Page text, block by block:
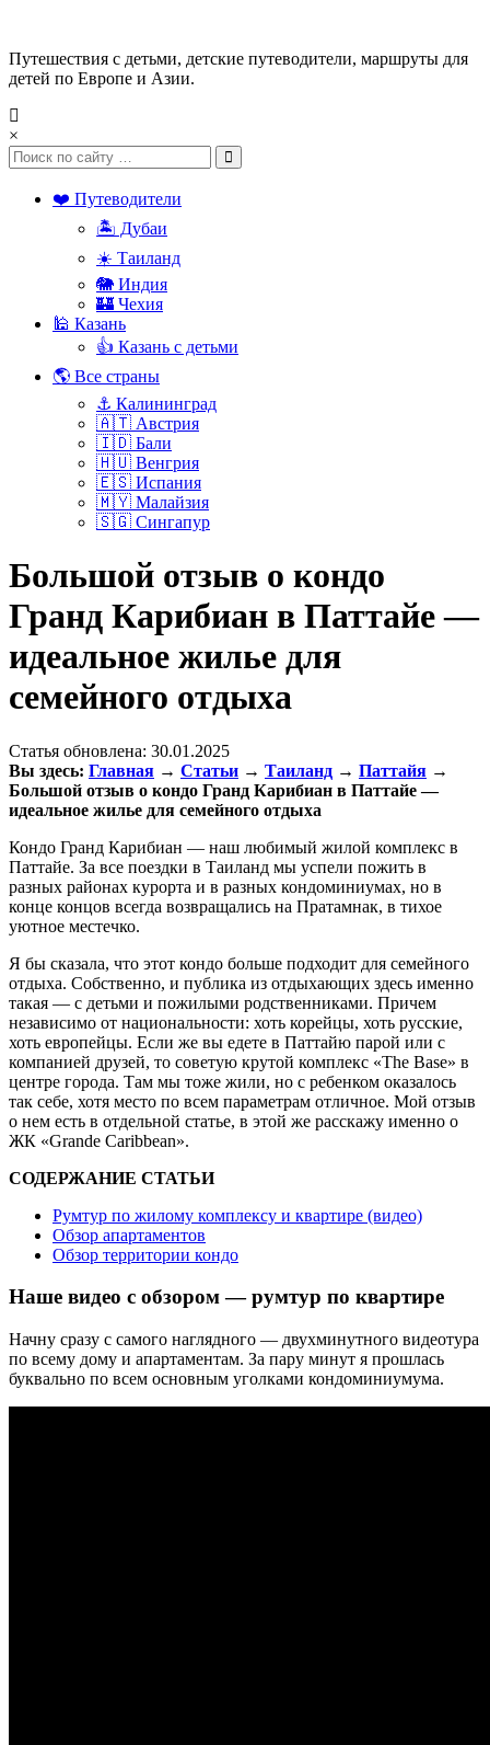
Путешествия с детьми, детские путеводители, маршруты для
детей по Европе и Азии.
×
❤️ Путеводители
🏝️ Дубаи
☀️ Таиланд
🐘 Индия
🏰 Чехия
🕌 Казань
👍 Казань с детьми
🌎 Все страны
⚓ Калининград
🇦🇹 Австрия
🇮🇩 Бали
🇭🇺 Венгрия
🇪🇸 Испания
🇲🇾 Малайзия
🇸🇬 Сингапур
Большой отзыв о кондо
Гранд Карибиан в Паттайе —
идеальное жилье для
семейного отдыха
Статья обновлена: 30.01.2025
Вы здесь: Главная → Статьи → Таиланд → Паттайя →
Большой отзыв о кондо Гранд Карибиан в Паттайе —
идеальное жилье для семейного отдыха
Кондо Гранд Карибиан — наш любимый жилой комплекс в
Паттайе. За все поездки в Таиланд мы успели пожить в
разных районах курорта и в разных кондоминиумах, но в
конце концов всегда возвращались на Пратамнак, в тихое
уютное местечко.
Я бы сказала, что этот кондо больше подходит для семейного
отдыха. Собственно, и публика из отдыхающих здесь именно
такая — с детьми и пожилыми родственниками. Причем
независимо от национальности: хоть корейцы, хоть русские,
хоть европейцы. Если же вы едете в Паттайю парой или с
компанией друзей, то советую крутой комплекс «The Base» в
центре города. Там мы тоже жили, но с ребенком оказалось
так себе, хотя место по всем параметрам отличное. Мой отзыв
о нем есть в отдельной статье, в этой же расскажу именно о
ЖК «Grande Caribbean».
СОДЕРЖАНИЕ СТАТЬИ
Румтур по жилому комплексу и квартире (видео)
Обзор апартаментов
Обзор территории кондо
Наше видео с обзором — румтур по квартире
Начну сразу с самого наглядного — двухминутного видеотура
по всему дому и апартаментам. За пару минут я прошлась
буквально по всем основным уголками кондоминиумума.